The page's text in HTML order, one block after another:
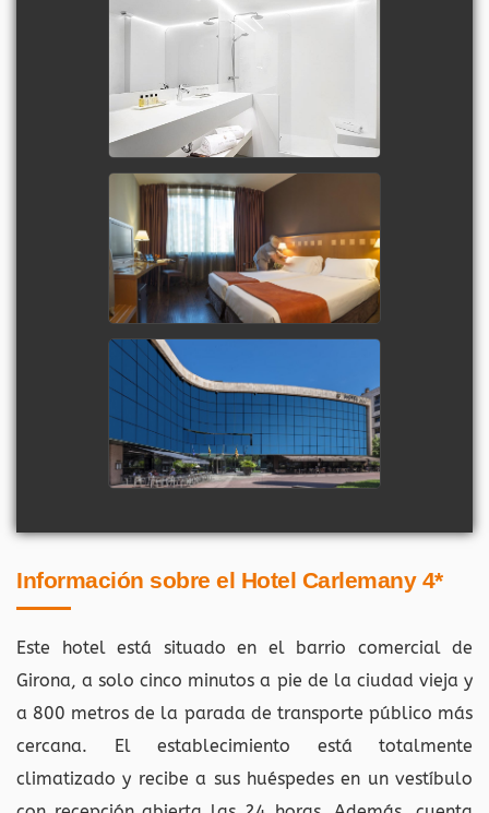
Información sobre el Hotel Carlemany 4*
Este hotel está situado en el barrio comercial de
Girona, a solo cinco minutos a pie de la ciudad vieja y
a 800 metros de la parada de transporte público más
cercana. El establecimiento está totalmente
climatizado y recibe a sus huéspedes en un vestíbulo